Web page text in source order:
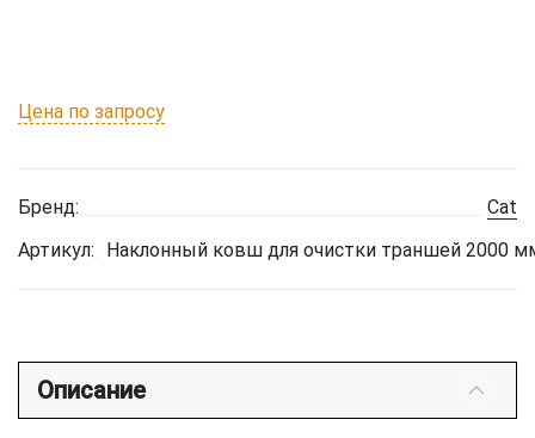
Цена по запросу
Бренд:
Cat
Артикул:
Наклонный ковш для очистки траншей 2000
Описание